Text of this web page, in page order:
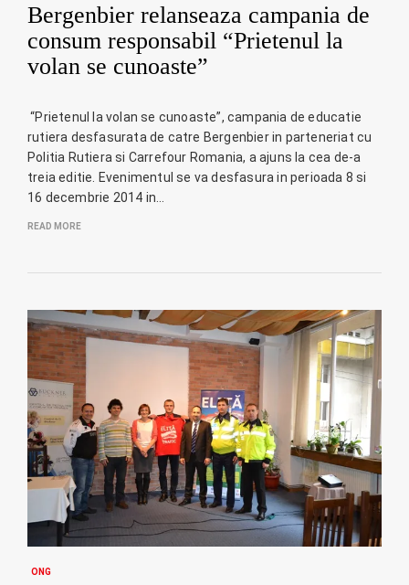
Bergenbier relanseaza campania de
consum responsabil “Prietenul la
volan se cunoaste”
“Prietenul la volan se cunoaste”, campania de educatie
rutiera desfasurata de catre Bergenbier in parteneriat cu
Politia Rutiera si Carrefour Romania, a ajuns la cea de-a
treia editie. Evenimentul se va desfasura in perioada 8 si
16 decembrie 2014 in…
READ MORE
ONG